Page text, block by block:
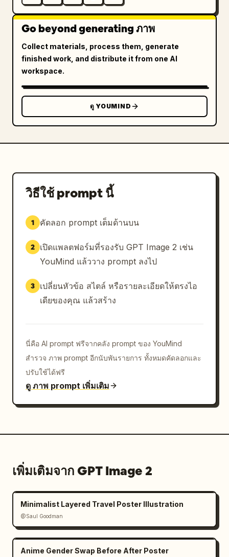
Go beyond generating ภาพ
Collect materials, process them, generate
finished work, and distribute it from one AI
workspace.
ดู YOUMIND
วิธีใช้ prompt นี้
1 คัดลอก prompt เต็มด้านบน
2
เปิดแพลตฟอร์มที่รองรับ GPT Image 2 เช่น
YouMind แล้ววาง prompt ลงไป
3
เปลี่ยนหัวข้อ สไตล์ หรือรายละเอียดให้ตรงไอ
เดียของคุณ แล้วสร้าง
นี่คือ AI prompt ฟรีจากคลัง prompt ของ YouMind
สำรวจ ภาพ prompt อีกนับพันรายการ ทั้งหมดคัดลอกและ
ปรับใช้ได้ฟรี
ดู ภาพ prompt เพิ่มเติม
เพิ่มเติมจาก GPT Image 2
Minimalist Layered Travel Poster Illustration
@Saul Goodman
Anime Gender Swap Before After Poster